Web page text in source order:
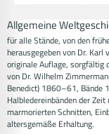
Allgemeine
für alle Stände, von den
herausgegeben von Dr.
originale Auflage, sorgfältig
von Dr. Wilhelm
Benedict) 1860–61, Bände
Halbledereinbänden der
marmorierten Schnitten,
altersgemäße Erhaltung.